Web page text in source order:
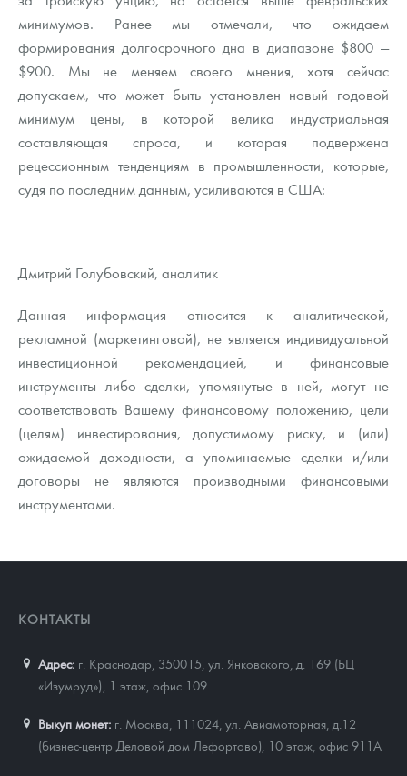
минимумов. Ранее мы отмечали, что ожидаем
формирования долгосрочного дна в диапазоне $800 —
$900. Мы не меняем своего мнения, хотя сейчас
допускаем, что может быть установлен новый годовой
минимум цены, в которой велика индустриальная
составляющая спроса, и которая подвержена
рецессионным тенденциям в промышленности, которые,
судя по последним данным, усиливаются в США:
Дмитрий Голубовский, аналитик
Данная информация относится к аналитической,
рекламной (маркетинговой), не является индивидуальной
инвестиционной рекомендацией, и финансовые
инструменты либо сделки, упомянутые в ней, могут не
соответствовать Вашему финансовому положению, цели
(целям) инвестирования, допустимому риску, и (или)
ожидаемой доходности, а упоминаемые сделки и/или
договоры не являются производными финансовыми
инструментами.
КОНТАКТЫ
Адрес: г. Краснодар, 350015 ул. Янковского, д. 169 (БЦ
«Изумруд»), 1 этаж, офис 109
Выкуп монет: г. Москва, 111024, ул. Авиамоторная, д.12
(бизнес-центр Деловой дом Лефортово), 10 этаж, офис 911А